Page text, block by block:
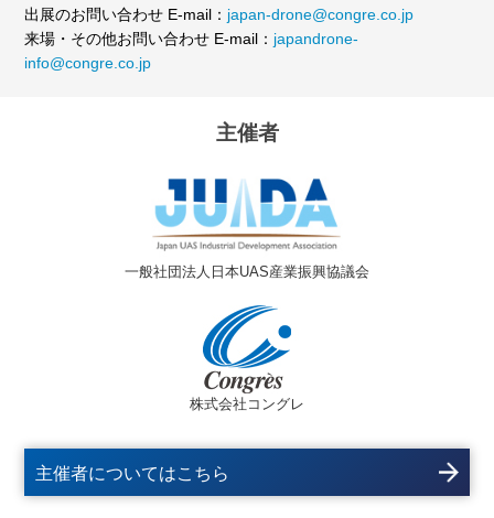
出展のお問い合わせ E-mail： japan-drone@congre.co.jp
来場・その他お問い合わせ E-mail： japandrone-
info@congre.co.jp
主催者
一般社団法人日本UAS産業振興協議会
株式会社コングレ
主催者についてはこちら